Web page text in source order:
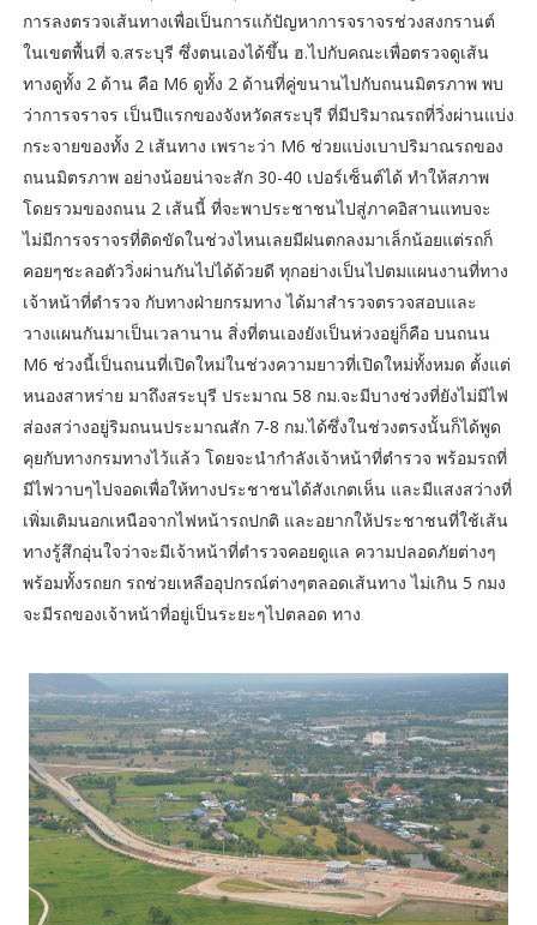
การลงตรวจเส้นทางเพื่อเป็นการแก้ปัญหาการจราจรช่วงสงกรานต์
ในเขตพื้นที่ จ.สระบุรี ซึ่งตนเองได้ขึ้น ฮ.ไปกับคณะเพื่อตรวจดูเส้น
ทางดูทั้ง 2 ด้าน คือ M6 ดูทั้ง 2 ด้านที่คู่ขนานไปกับถนนมิตรภาพ พบ
ว่าการจราจร เป็นปีแรกของจังหวัดสระบุรี ที่มีปริมาณรถที่วิ่งผ่านแบ่ง
กระจายของทั้ง 2 เส้นทาง เพราะว่า M6 ช่วยแบ่งเบาปริมาณรถของ
ถนนมิตรภาพ อย่างน้อยน่าจะสัก 30-40 เปอร์เซ็นต์ได้ ทำให้สภาพ
โดยรวมของถนน 2 เส้นนี้ ที่จะพาประชาชนไปสู่ภาคอิสานแทบจะ
ไม่มีการจราจรที่ติดขัดในช่วงไหนเลยมีฝนตกลงมาเล็กน้อยแต่รถก็
คอยๆชะลอตัววิ่งผ่านกันไปได้ด้วยดี ทุกอย่างเป็นไปตมแผนงานที่ทาง
เจ้าหน้าที่ตำรวจ กับทางฝ่ายกรมทาง ได้มาสำรวจตรวจสอบและ
วางแผนกันมาเป็นเวลานาน สิ่งที่ตนเองยังเป็นห่วงอยู่ก็คือ บนถนน
M6 ช่วงนี้เป็นถนนที่เปิดใหม่ในช่วงความยาวที่เปิดใหม่ทั้งหมด ตั้งแต่
หนองสาหร่าย มาถึงสระบุรี ประมาณ 58 กม.จะมีบางช่วงที่ยังไม่มีไฟ
ส่องสว่างอยู่ริมถนนประมาณสัก 7-8 กม.ได้ซึ่งในช่วงตรงนั้นก็ได้พูด
คุยกับทางกรมทางไว้แล้ว โดยจะนำกำลังเจ้าหน้าที่ตำรวจ พร้อมรถที่
มีไฟวาบๆไปจอดเพื่อให้ทางประชาชนได้สังเกตเห็น และมีแสงสว่างที่
เพิ่มเติมนอกเหนือจากไฟหน้ารถปกติ และอยากให้ประชาชนที่ใช้เส้น
ทางรู้สึกอุ่นใจว่าจะมีเจ้าหน้าที่ตำรวจคอยดูแล ความปลอดภัยต่างๆ
พร้อมทั้งรถยก รถช่วยเหลืออุปกรณ์ต่างๆตลอดเส้นทาง ไม่เกิน 5 กมง
จะมีรถของเจ้าหน้าที่อยู่เป็นระยะๆไปตลอด ทาง